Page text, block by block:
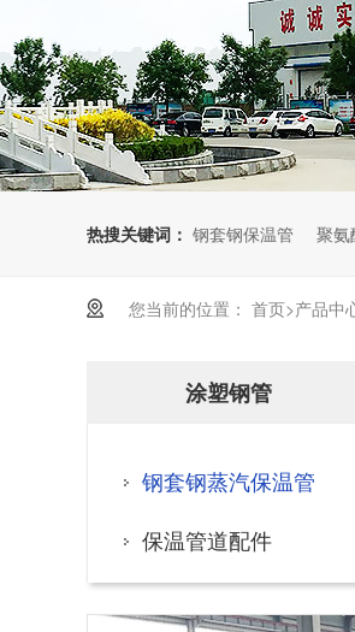
热搜关键词： 钢套钢保温管 聚氨
您当前的位置： 首页>产品中
涂塑钢管
钢套钢蒸汽保温管
保温管道配件